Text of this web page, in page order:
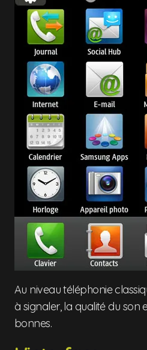
Au niveau téléphonie
à signaler, la qualité du son
bonnes.